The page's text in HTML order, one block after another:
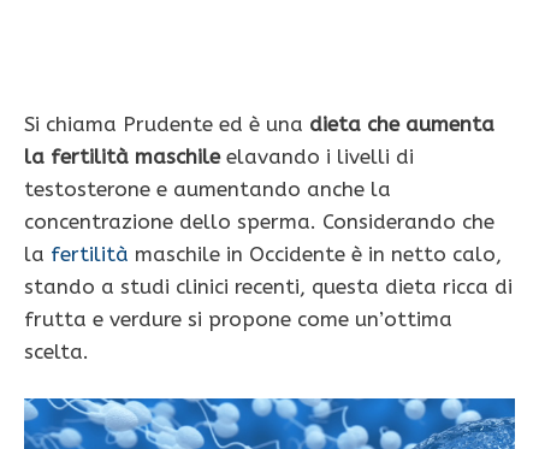
Si chiama Prudente ed è una dieta che aumenta
la fertilità maschileelavando i livelli di
testosterone e aumentando anche la
concentrazione dello sperma. Considerando che
la fertilità maschile in Occidente è in netto calo,
stando a studi clinici recenti, questa dieta ricca di
frutta e verdure si propone come un’ottima
scelta.